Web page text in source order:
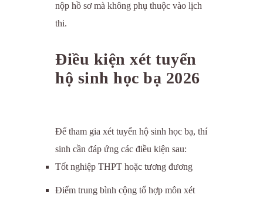
nộp hồ sơ mà không phụ thuộc vào lịch
thi.
Điều kiện xét tuyển
hộ sinh học bạ 2026
Để tham gia xét tuyển hộ sinh học bạ, thí
sinh cần đáp ứng các điều kiện sau:
Tốt nghiệp THPT hoặc tương đương
Điểm trung bình cộng tổ hợp môn xét